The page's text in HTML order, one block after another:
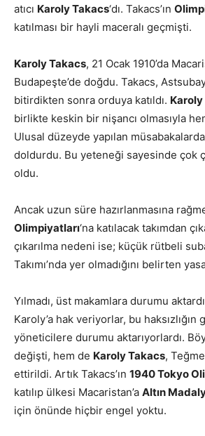
atıcı Karoly Takacs‘dı. Takacs’ın
katılması bir hayli maceralı geçmişti.
Karoly Takacs, 21 Ocak 1910’da
Budapeşte’de doğdu. Takacs,
bitirdikten sonra orduya katıldı.
birlikte keskin bir nişancı olmasıyla
Ulusal düzeyde yapılan
doldurdu. Bu yeteneği sayesinde çok
oldu.
Ancak uzun süre hazırlanmasına
Olimpiyatları‘na katılacak takımdan
çıkarılma nedeni ise; küçük rütbeli
Takımı’nda yer olmadığını belirten
Yılmadı, üst makamlara durumu
Karoly’a hak veriyorlar, bu
yöneticilere durumu aktarıyorlardı.
değişti, hem de Karoly Takacs,
ettirildi. Artık Takacs’ın 1940 Tokyo
katılıp ülkesi Macaristan’a Altın
için önünde hiçbir engel yoktu.